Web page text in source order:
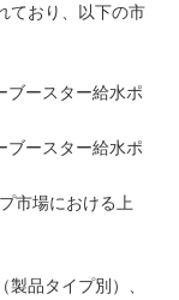
ており、以下の市
ブースター給水ポ
ブースター給水ポ
市場における上
品タイプ別）、